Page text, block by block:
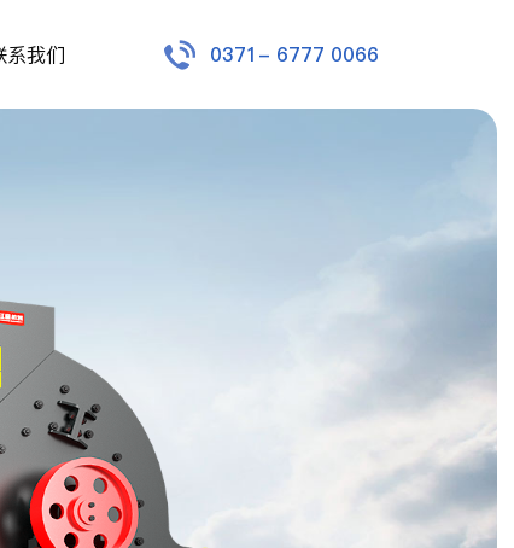
系我们 0371- 6777 0066